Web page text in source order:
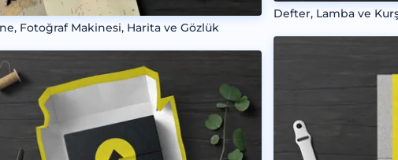
Fotoğraf Makinesi, Harita ve Gözlük
Defter, Lamba ve